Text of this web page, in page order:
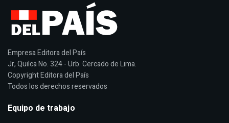
Empresa Editora del País
Jr, Quilca No. 324 - Urb. Cercado de Lima.
Copyright Editora del País
Todos los derechos reservados
Equipo de trabajo